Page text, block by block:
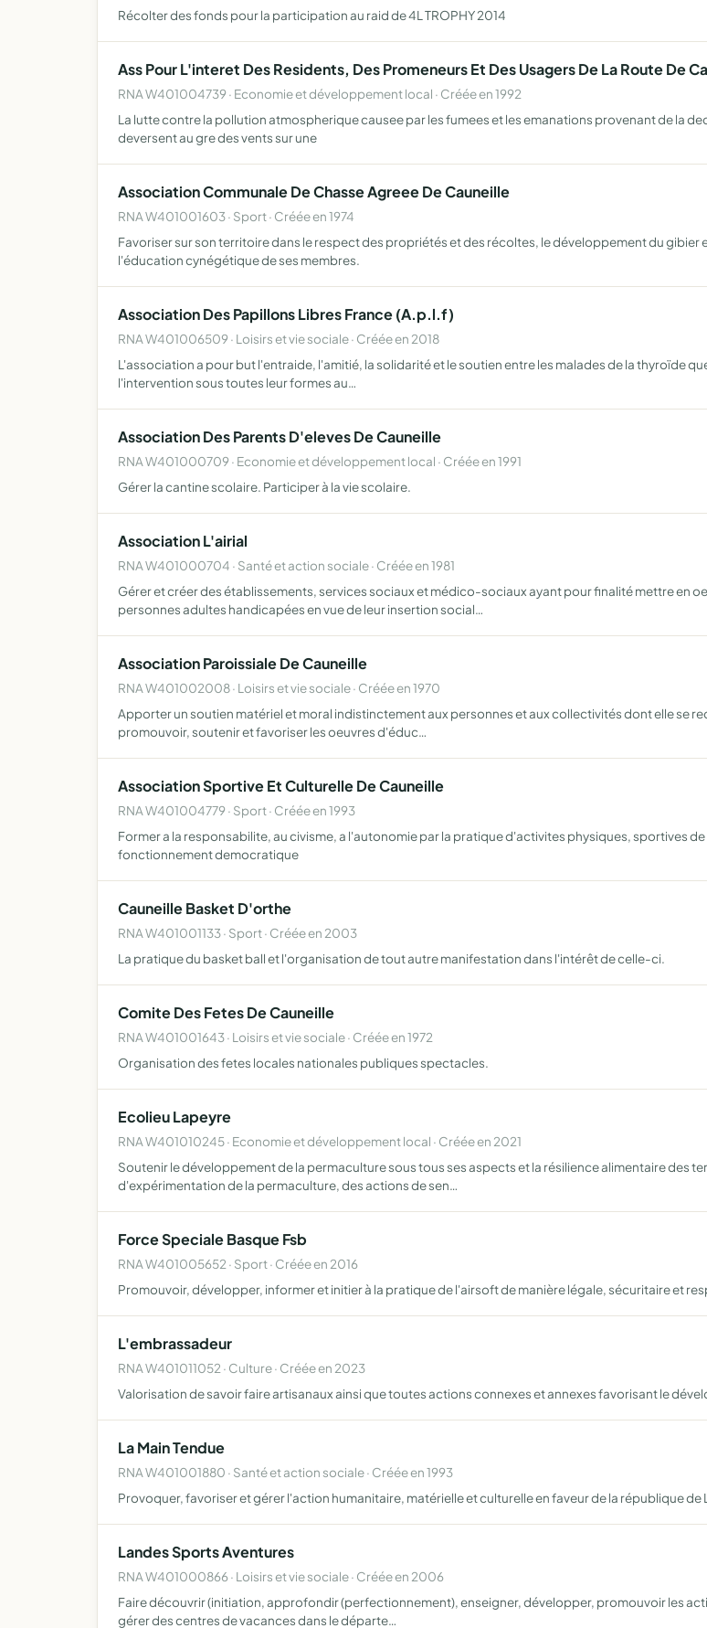
Récolter des fonds pour la participation au raid de 4L TROPHY 2014
Ass Pour L'interet Des Residents, Des Promeneurs Et Des Usagers De La Route De
RNA W401004739 · Economie et développement local · Créée en 1992
La lutte contre la pollution atmospherique causee par les fumees et les emanations provenant de la
deversent au gre des vents sur une
Association Communale De Chasse Agreee De Cauneille
RNA W401001603 · Sport · Créée en 1974
Favoriser sur son territoire dans le respect des propriétés et des récoltes, le développement du
l'éducation cynégétique de ses membres.
Association Des Papillons Libres France (A.p.l.f)
RNA W401006509 · Loisirs et vie sociale · Créée en 2018
L'association a pour but l'entraide, l'amitié, la solidarité et le soutien entre les malades de la thyroïde
l'intervention sous toutes leur formes au…
Association Des Parents D'eleves De Cauneille
RNA W401000709 · Economie et développement local · Créée en 1991
Gérer la cantine scolaire. Participer à la vie scolaire.
Association L'airial
RNA W401000704 · Santé et action sociale · Créée en 1981
Gérer et créer des établissements, services sociaux et médico-sociaux ayant pour finalité mettre en
personnes adultes handicapées en vue de leur insertion social…
Association Paroissiale De Cauneille
RNA W401002008 · Loisirs et vie sociale · Créée en 1970
Apporter un soutien matériel et moral indistinctement aux personnes et aux collectivités dont elle se
promouvoir, soutenir et favoriser les oeuvres d'éduc…
Association Sportive Et Culturelle De Cauneille
RNA W401004779 · Sport · Créée en 1993
Former a la responsabilite, au civisme, a l'autonomie par la pratique d'activites physiques, sportives
fonctionnement democratique
Cauneille Basket D'orthe
RNA W401001133 · Sport · Créée en 2003
La pratique du basket ball et l'organisation de tout autre manifestation dans l'intérêt de celle-ci.
Comite Des Fetes De Cauneille
RNA W401001643 · Loisirs et vie sociale · Créée en 1972
Organisation des fetes locales nationales publiques spectacles.
Ecolieu Lapeyre
RNA W401010245 · Economie et développement local · Créée en 2021
Soutenir le développement de la permaculture sous tous ses aspects et la résilience alimentaire des
d'expérimentation de la permaculture, des actions de sen…
Force Speciale Basque Fsb
RNA W401005652 · Sport · Créée en 2016
Promouvoir, développer, informer et initier à la pratique de l'airsoft de manière légale, sécuritaire et
L'embrassadeur
RNA W401011052 · Culture · Créée en 2023
Valorisation de savoir faire artisanaux ainsi que toutes actions connexes et annexes favorisant le
La Main Tendue
RNA W401001880 · Santé et action sociale · Créée en 1993
Provoquer, favoriser et gérer l'action humanitaire, matérielle et culturelle en faveur de la république de
Landes Sports Aventures
RNA W401000866 · Loisirs et vie sociale · Créée en 2006
Faire découvrir (initiation, approfondir (perfectionnement), enseigner, développer, promouvoir les
gérer des centres de vacances dans le départe…